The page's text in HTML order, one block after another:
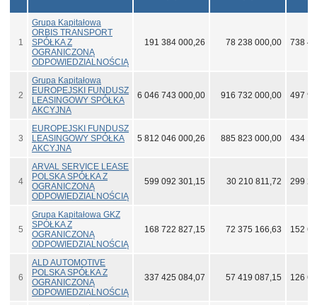
1
Grupa Kapitałowa
ORBIS TRANSPORT
SPÓŁKA Z
OGRANICZONĄ
ODPOWIEDZIALNOŚCIĄ
191 384 000,26 78 238 000,00 738
2
Grupa Kapitałowa
EUROPEJSKI FUNDUSZ
LEASINGOWY SPÓŁKA
AKCYJNA
6 046 743 000,00 916 732 000,00 497
3
EUROPEJSKI FUNDUSZ
LEASINGOWY SPÓŁKA
AKCYJNA
5 812 046 000,26 885 823 000,00 434
4
ARVAL SERVICE LEASE
POLSKA SPÓŁKA Z
OGRANICZONĄ
ODPOWIEDZIALNOŚCIĄ
599 092 301,15 30 210 811,72 299
5
Grupa Kapitałowa GKZ
SPÓŁKA Z
OGRANICZONĄ
ODPOWIEDZIALNOŚCIĄ
168 722 827,15 72 375 166,63 152
6
ALD AUTOMOTIVE
POLSKA SPÓŁKA Z
OGRANICZONĄ
ODPOWIEDZIALNOŚCIĄ
337 425 084,07 57 419 087,15 126